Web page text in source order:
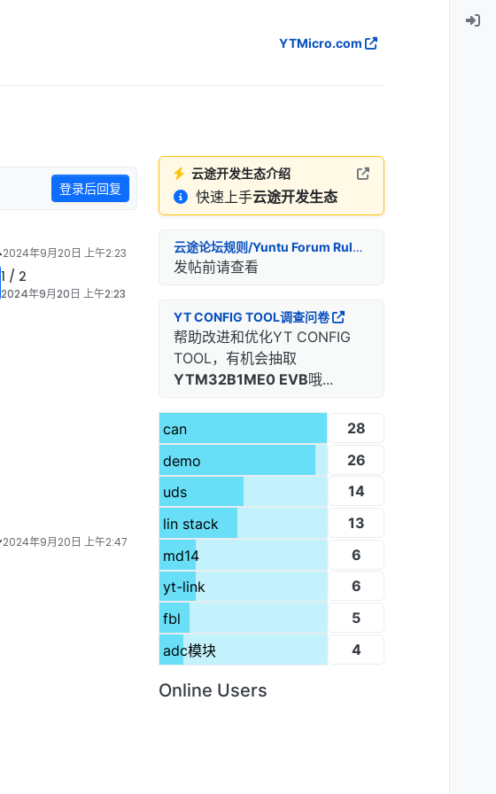
YTMicro.com
登录后回复
2024年9月20日 上午2:23
1 / 2
2024年9月20日 上午2:23
2024年9月20日 上午2:47
云途开发生态介绍
快速上手云途开发生态
云途论坛规则/Yuntu Forum Rules
发帖前请查看
YT CONFIG TOOL调查问卷
帮助改进和优化YT CONFIG
TOOL，有机会抽取
YTM32B1ME0 EVB哦...
can
28
demo
26
uds
14
lin stack
13
md14
6
yt-link
6
fbl
5
adc模块
4
Online Users